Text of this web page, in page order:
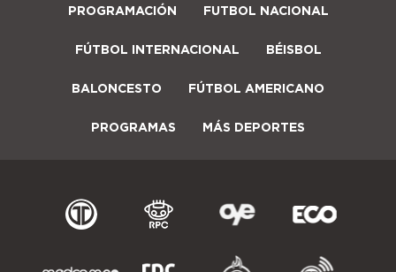
PROGRAMACIÓN FUTBOL NACIONAL
FÚTBOL INTERNACIONAL BÉISBOL
BALONCESTO FÚTBOL AMERICANO
PROGRAMAS MÁS DEPORTES